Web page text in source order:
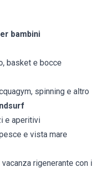
bambini
basket e bocce
spinning e altro
e aperitivi
e vista mare
rigenerante con i